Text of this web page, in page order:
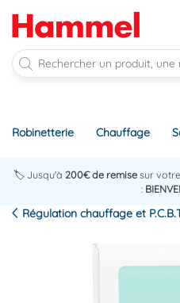
Robinetterie Chauffage
🏷️ Jusqu'à 200€ de remisesur
:
Régulation chauffage et